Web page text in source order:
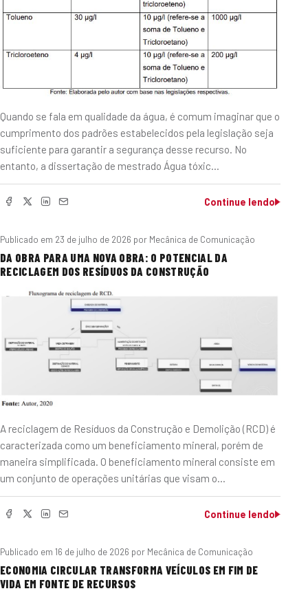
Quando se fala em qualidade da água, é comum imaginar que o
cumprimento dos padrões estabelecidos pela legislação seja
suficiente para garantir a segurança desse recurso. No
entanto, a dissertação de mestrado Água tóxic…
Continue lendo
Publicado em 23 de julho de 2026 por Mecânica de Comunicação
DA OBRA PARA UMA NOVA OBRA: O POTENCIAL DA
RECICLAGEM DOS RESÍDUOS DA CONSTRUÇÃO
A reciclagem de Resíduos da Construção e Demolição (RCD) é
caracterizada como um beneficiamento mineral, porém de
maneira simplificada. O beneficiamento mineral consiste em
um conjunto de operações unitárias que visam o…
Continue lendo
Publicado em 16 de julho de 2026 por Mecânica de Comunicação
ECONOMIA CIRCULAR TRANSFORMA VEÍCULOS EM FIM DE
VIDA EM FONTE DE RECURSOS